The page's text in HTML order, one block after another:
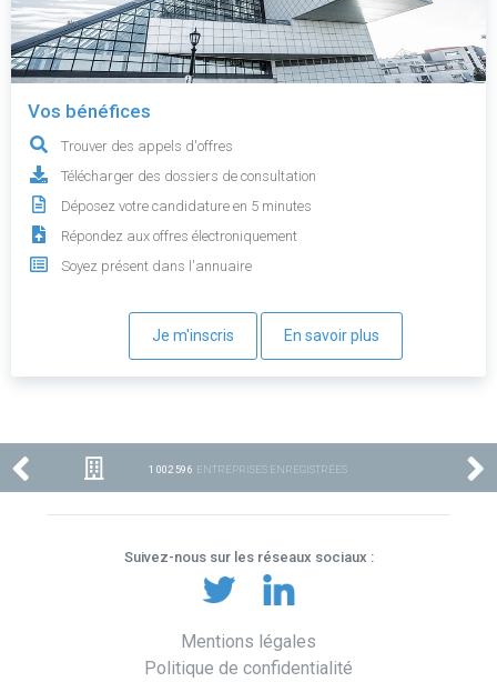
Vos bénéfices
Trouver des appels d'offres
Télécharger des dossiers de consultation
Déposez votre candidature en 5 minutes
Répondez aux offres électroniquement
Soyez présent dans l'annuaire
Je m'inscris En savoir plus
1 002 596 ENTREPRISES ENREGISTRÉES
Suivez-nous sur les réseaux sociaux :
Mentions légales
Politique de confidentialité